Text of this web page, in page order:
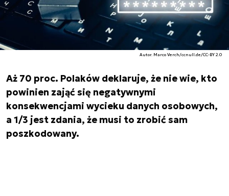
Autor. Marco Verch/ccnull.de/CC-BY 2.0
Aż 70 proc. Polaków deklaruje, że nie wie, kto
powinien zająć się negatywnymi
konsekwencjami wycieku danych osobowych,
a 1/3 jest zdania, że musi to zrobić sam
poszkodowany.